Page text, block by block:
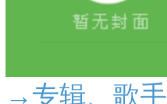
→专辑、歌